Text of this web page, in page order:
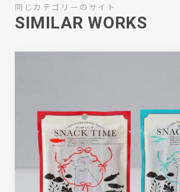
同じカテゴリーのサイト
SIMILAR WORKS